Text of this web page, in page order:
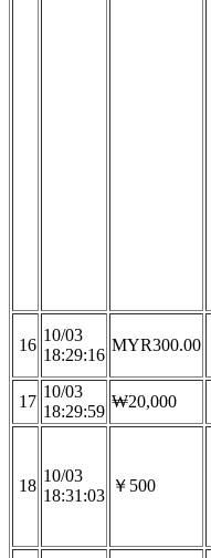
16
10/03
18:29:16
MYR300.00
17
10/03
18:29:59
₩20,000
18
10/03
18:31:03
￥500